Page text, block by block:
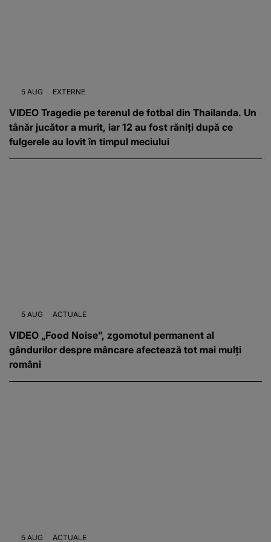
5 AUG EXTERNE
VIDEO Tragedie pe terenul de fotbal din Thailanda. Un
tânăr jucător a murit, iar 12 au fost răniți după ce
fulgerele au lovit în timpul meciului
5 AUG ACTUALE
VIDEO „Food Noise”, zgomotul permanent al
gândurilor despre mâncare afectează tot mai mulți
români
5 AUG ACTUALE